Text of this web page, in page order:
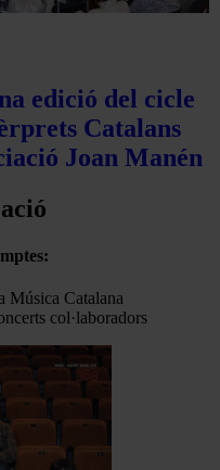
edició del cicle
Catalans
Joan Manén
Música Catalana
col·laboradors